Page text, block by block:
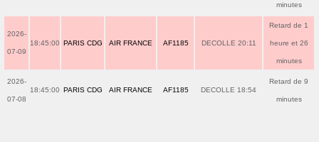
minutes
2026-
07-09
18:45:00 PARIS CDG AIR FRANCE AF1185 DECOLLE 20:11
Retard de 1
heure et 26
minutes
2026-
07-08
18:45:00 PARIS CDG AIR FRANCE AF1185 DECOLLE 18:54
Retard de 9
minutes